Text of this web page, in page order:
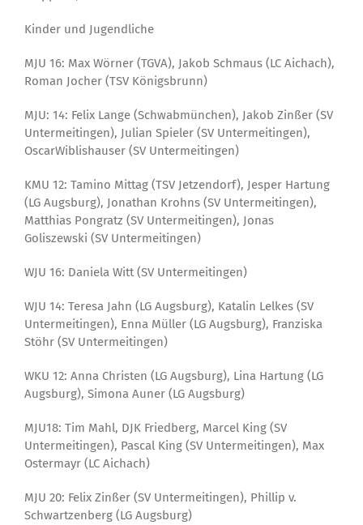
Kinder und Jugendliche
MJU 16: Max Wörner (TGVA), Jakob Schmaus (LC Aichach),
Roman Jocher (TSV Königsbrunn)
MJU: 14: Felix Lange (Schwabmünchen), Jakob Zinßer (SV
Untermeitingen), Julian Spieler (SV Untermeitingen),
OscarWiblishauser (SV Untermeitingen)
KMU 12: Tamino Mittag (TSV Jetzendorf), Jesper Hartung
(LG Augsburg), Jonathan Krohns (SV Untermeitingen),
Matthias Pongratz (SV Untermeitingen), Jonas
Goliszewski (SV Untermeitingen)
WJU 16: Daniela Witt (SV Untermeitingen)
WJU 14: Teresa Jahn (LG Augsburg), Katalin Lelkes (SV
Untermeitingen), Enna Müller (LG Augsburg), Franziska
Stöhr (SV Untermeitingen)
WKU 12: Anna Christen (LG Augsburg), Lina Hartung (LG
Augsburg), Simona Auner (LG Augsburg)
MJU18: Tim Mahl, DJK Friedberg, Marcel King (SV
Untermeitingen), Pascal King (SV Untermeitingen), Max
Ostermayr (LC Aichach)
MJU 20: Felix Zinßer (SV Untermeitingen), Phillip v.
Schwartzenberg (LG Augsburg)